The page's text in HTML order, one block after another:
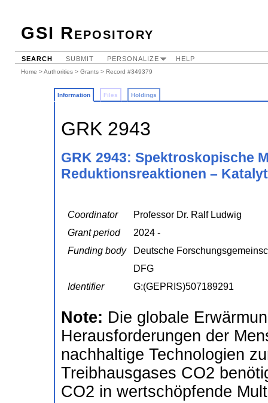
GSI Repository
SEARCH SUBMIT PERSONALIZE HELP
Home >Authorities > Grants > Record #349379
Information Files Holdings
GRK 2943
GRK 2943: Spektroskopische
Reduktionsreaktionen –
Coordinator
Professor Dr. Ralf Ludwig
Grant period
2024 -
Funding body
Deutsche
DFG
Identifier
G:(GEPRIS)507189291
Note: Die globale
Herausforderungen der
nachhaltige Technologien
Treibhausgases CO2
CO2 in wertschöpfende